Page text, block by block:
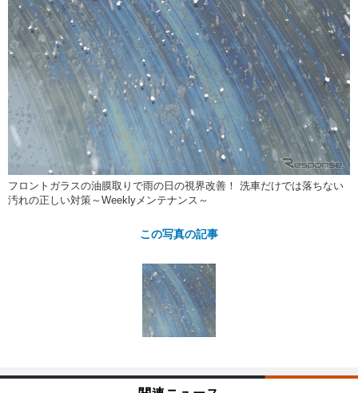
注目の記事
ショップレポート 愛車 File
自動車豆知識 ストップ！不具合修理＆粗悪修理
鈑金・塗装
ディテイリング
ディテイリング 洗車
ヘッドライト磨き コーティング
フィルム・ラッピング
鈑金・塗装
小キズ直し 防錆
特集記事
ストップ 不具合修理＆粗悪修理
カーメーカー「旧車」関連プロジェ
クト
コラム
ショップ紹介
ショップレポート プロショップ検索
レストア
カーメーカー「旧車」関連プロジ
イベント
フロントガラスの油膜取りで雨の日の視界改善！ 洗車だけでは落ちない
汚れの正しい対策～Weeklyメンテナンス～
この写真の記事